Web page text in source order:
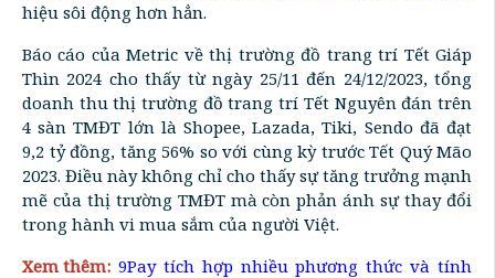
hiệu sôi động hơn hẳn.
Báo cáo của Metric về thị trường đồ trang trí Tết Giáp
Thìn 2024 cho thấy từ ngày 25/11 đến 24/12/2023, tổng
doanh thu thị trường đồ trang trí Tết Nguyên đán trên
4 sàn TMĐT lớn là Shopee, Lazada, Tiki, Sendo đã đạt
9,2 tỷ đồng, tăng 56% so với cùng kỳ trước Tết Quý Mão
2023. Điều này không chỉ cho thấy sự tăng trưởng mạnh
mẽ của thị trường TMĐT mà còn phản ánh sự thay đổi
trong hành vi mua sắm của người Việt.
Xem thêm: 9Pay tích hợp nhiều phương thức và tính